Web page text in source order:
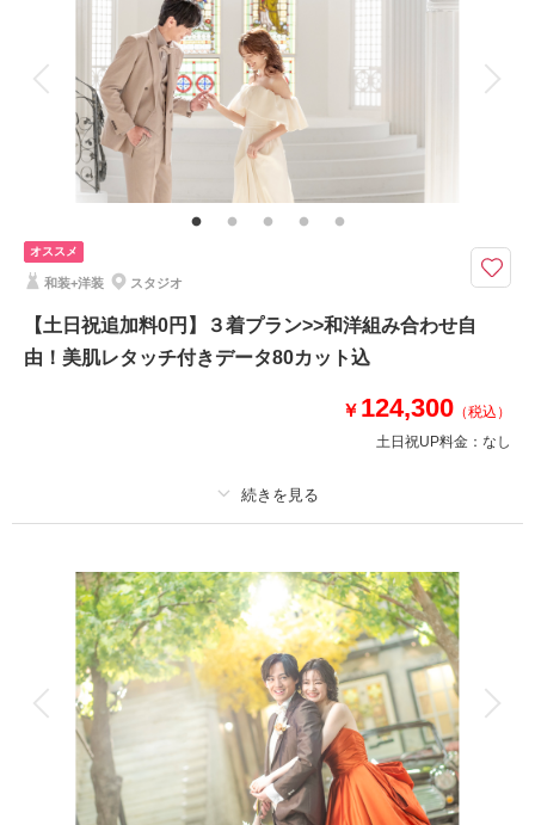
ヘアメイク
アルバム データ 80 カット
衣装追加 会食
家族と撮影 家族用衣装レンタル
その他含むもの
ブーケ・アクセサリー・撮影小物一式・美肌レタッチ
≪Photorait限定≫条件クリアで１万円OFF★お得に撮りたい方は詳細をチ
ェック！16種のスタジオから撮影シーンが選べる◎
その他おまかせで+2シーンお撮りします
このプランで撮影可能な撮影レポート
相談予約する
来店・オンライン
撮影日の空き
を確認する
オススメ
和装+洋装 スタジオ
【土日祝追加料0円】３着プラン>>和洋組み合わせ自
由！美肌レタッチ付きデータ80カット込
￥ 124,300 （税込）
土日祝UP料金： なし
撮影料 新婦衣装3着 新郎衣装3着
着付け ヘアメイク 小物一式
アルバム データ 80 カット 台紙付写真
衣装追加 会食 挙式
家族と撮影 家族用衣装レンタル ペットと撮影
その他含むもの
ブーケ、アクセサリー、撮影小物一式、美肌レタッチ